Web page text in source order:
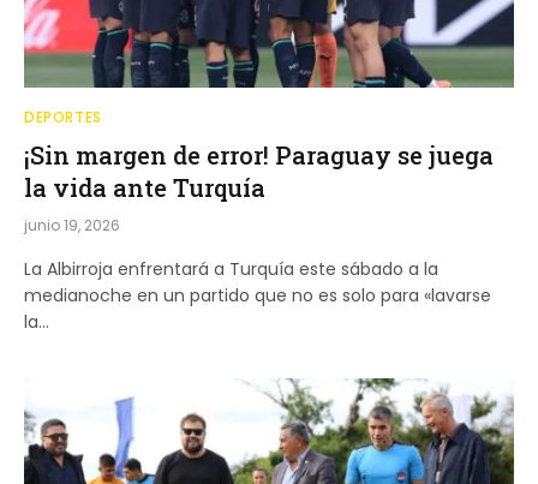
DEPORTES
¡Sin margen de error! Paraguay se juega
la vida ante Turquía
junio 19, 2026
La Albirroja enfrentará a Turquía este sábado a la
medianoche en un partido que no es solo para «lavarse
la…